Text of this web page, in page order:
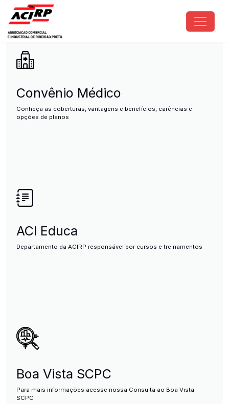
Pular para o conteúdo principal
ACIRP - Associação Comercial
Convênio Médico
Conheça as coberturas, vantagens e benefícios, carências e
opções de planos
ACI Educa
Departamento da ACIRP responsável por cursos e treinamentos
Boa Vista SCPC
Para mais informações acesse nossa Consulta ao Boa Vista
SCPC